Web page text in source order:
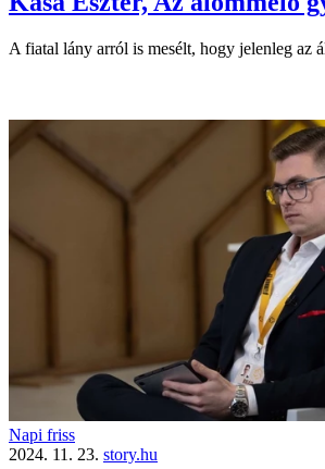
A fiatal lány arról is mesélt, hogy jelenleg az
Napi friss
2024. 11. 23. story.hu